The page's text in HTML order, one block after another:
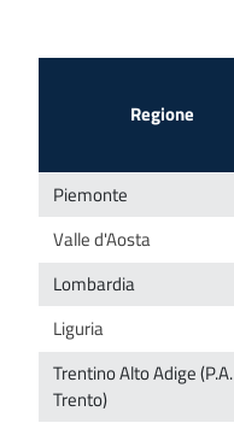
Trentino Alto Adige (P.A.